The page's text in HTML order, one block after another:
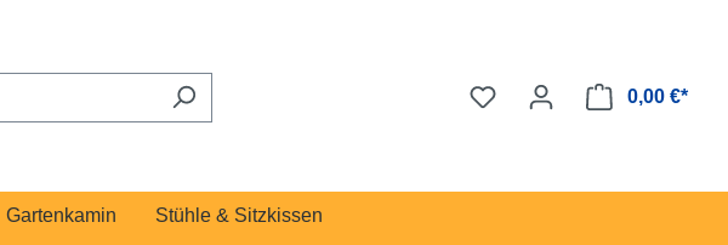
0,00 €*
Gartenkamin Stühle & Sitzkissen